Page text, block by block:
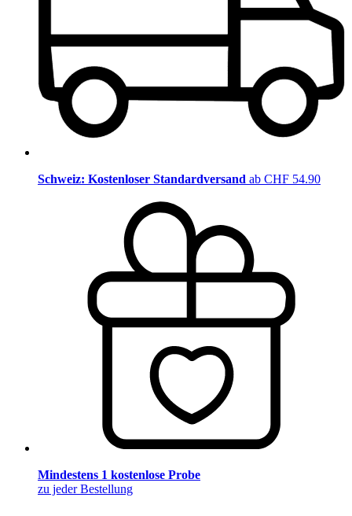
Schweiz: Kostenloser Standardversand ab CHF 54.90
Mindestens 1 kostenlose Probe
zu jeder Bestellung